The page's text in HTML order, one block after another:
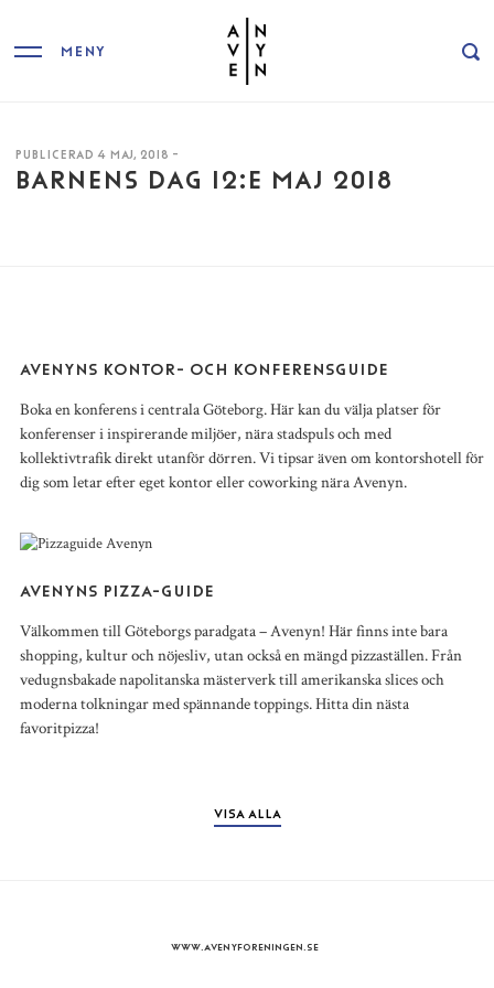
MENY
PUBLICERAD 4 MAJ, 2018 -
BARNENS DAG 12:E MAJ 2018
AVENYNS KONTOR- OCH KONFERENSGUIDE
Boka en konferens i centrala Göteborg. Här kan du välja platser för
konferenser i inspirerande miljöer, nära stadspuls och med
kollektivtrafik direkt utanför dörren. Vi tipsar även om kontorshotell för
dig som letar efter eget kontor eller coworking nära Avenyn.
AVENYNS PIZZA-GUIDE
Välkommen till Göteborgs paradgata – Avenyn! Här finns inte bara
shopping, kultur och nöjesliv, utan också en mängd pizzaställen. Från
vedugnsbakade napolitanska mästerverk till amerikanska slices och
moderna tolkningar med spännande toppings. Hitta din nästa
favoritpizza!
VISA ALLA
WWW.AVENYFORENINGEN.SE